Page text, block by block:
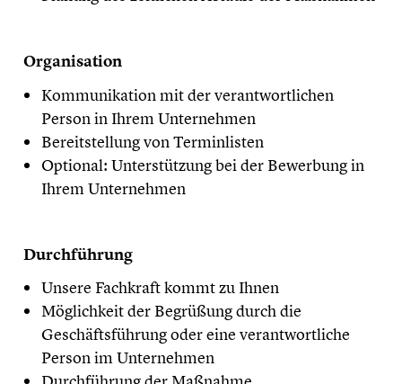
​Organisation
Kommunikation mit der verantwortlichen
Person in Ihrem Unternehmen
Bereitstellung von Terminlisten
Optional: Unterstützung bei der Bewerbung in
Ihrem Unternehmen
​Durchführung
Unsere Fachkraft kommt zu Ihnen
Möglichkeit der Begrüßung durch die
Geschäftsführung oder eine verantwortliche
Person im Unternehmen